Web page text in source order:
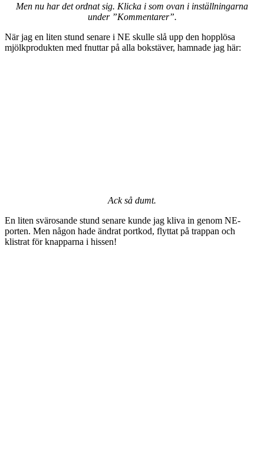
Men nu har det ordnat sig. Klicka i som ovan i inställningarna
under ”Kommentarer”.
När jag en liten stund senare i NE skulle slå upp den hopplösa
mjölkprodukten med fnuttar på alla bokstäver, hamnade jag här:
Ack så dumt.
En liten svärosande stund senare kunde jag kliva in genom NE-
porten. Men någon hade ändrat portkod, flyttat på trappan och
klistrat för knapparna i hissen!